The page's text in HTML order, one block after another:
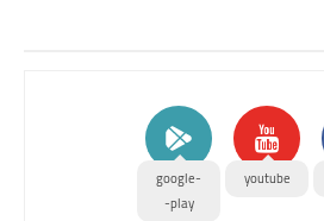
youtube
google-
play-